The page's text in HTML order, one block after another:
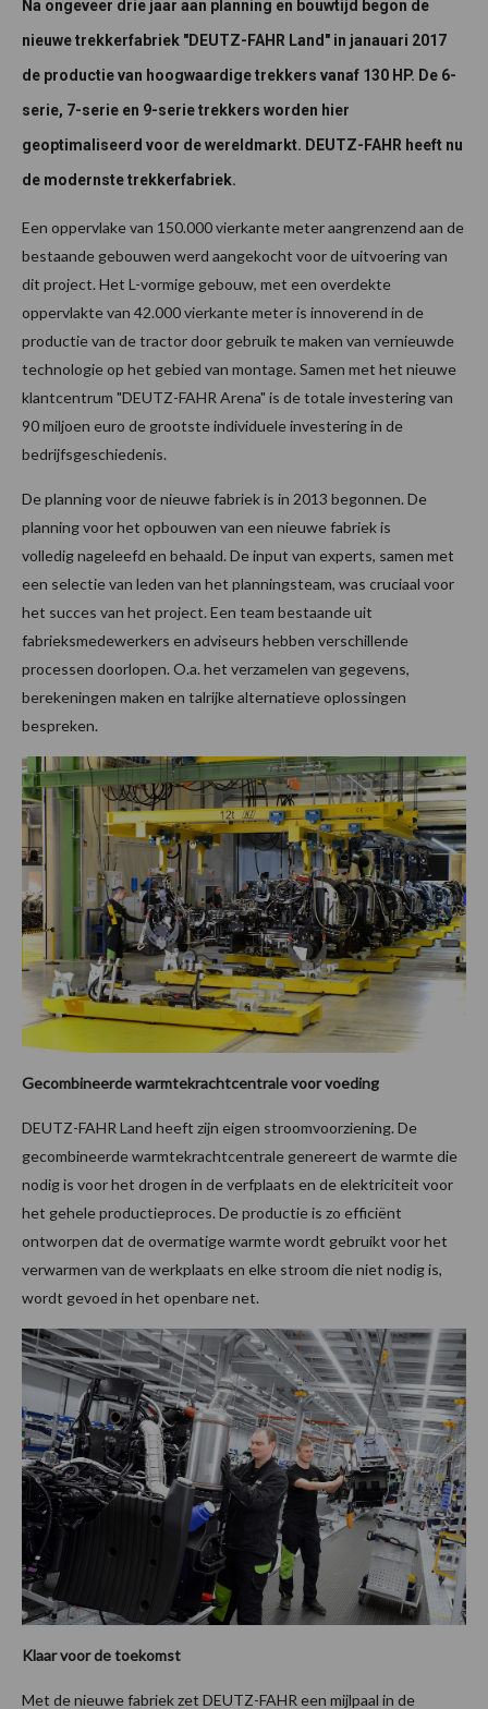
Na ongeveer drie jaar aan planning en bouwtijd begon de
nieuwe trekkerfabriek "DEUTZ-FAHR Land" in janauari 2017
de productie van hoogwaardige trekkers vanaf 130 HP. De 6-
serie, 7-serie en 9-serie trekkers worden hier
geoptimaliseerd voor de wereldmarkt. DEUTZ-FAHR heeft nu
de modernste trekkerfabriek.
Een oppervlake van 150.000 vierkante meter aangrenzend aan de
bestaande gebouwen werd aangekocht voor de uitvoering van
dit project. Het L-vormige gebouw, met een overdekte
oppervlakte van 42.000 vierkante meter is innoverend in de
productie van de tractor door gebruik te maken van vernieuwde
technologie op het gebied van montage. Samen met het nieuwe
klantcentrum "DEUTZ-FAHR Arena" is de totale investering van
90 miljoen euro de grootste individuele investering in de
bedrijfsgeschiedenis.
De planning voor de nieuwe fabriek is in 2013 begonnen. De
planning voor het opbouwen van een nieuwe fabriek is
volledig nageleefd en behaald. De input van experts, samen met
een selectie van leden van het planningsteam, was cruciaal voor
het succes van het project. Een team bestaande uit
fabrieksmedewerkers en adviseurs hebben verschillende
processen doorlopen. O.a. het verzamelen van gegevens,
berekeningen maken en talrijke alternatieve oplossingen
bespreken.
Gecombineerde warmtekrachtcentrale voor voeding
DEUTZ-FAHR Land heeft zijn eigen stroomvoorziening. De
gecombineerde warmtekrachtcentrale genereert de warmte die
nodig is voor het drogen in de verfplaats en de elektriciteit voor
het gehele productieproces. De productie is zo efficiënt
ontworpen dat de overmatige warmte wordt gebruikt voor het
verwarmen van de werkplaats en elke stroom die niet nodig is,
wordt gevoed in het openbare net.
Klaar voor de toekomst
Met de nieuwe fabriek zet DEUTZ-FAHR een mijlpaal in de